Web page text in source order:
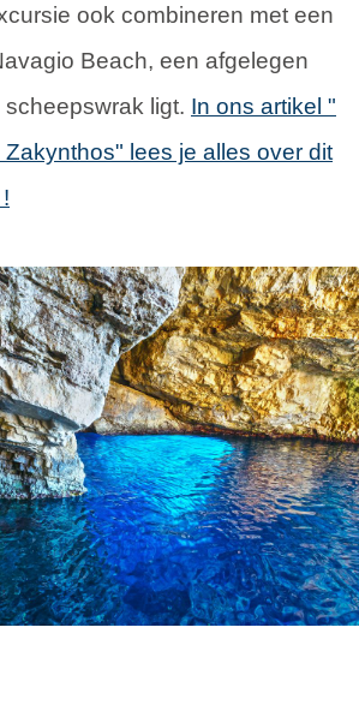
ook combineren met een
Beach, een afgelegen
ligt. In ons artikel "
lees je alles over dit